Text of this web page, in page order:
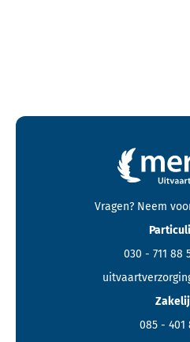
Contactgegevens en footer menu
Vragen? Neem
030 - 711 88
085 - 401